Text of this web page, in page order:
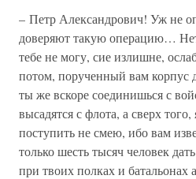
– Петр Александрович! Уж не
доверяют такую операцию…
тебе не могу, сие излишне,
потом, порученный вам корпус
ты же вскоре соединишься с
высадятся с флота, а сверх
поступить не смею, ибо вам
только шесть тысяч человек
при твоих полках и батальонах